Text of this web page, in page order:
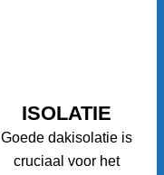
ISOLATIE
Goede dakisolatie is
cruciaal voor het